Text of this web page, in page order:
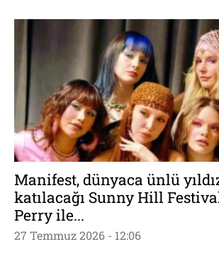
Manifest, dünyaca ünlü
katılacağı Sunny Hill
Perry ile...
27 Temmuz 2026 - 12:06